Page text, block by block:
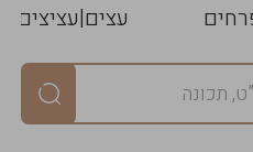
עצים|עציצים